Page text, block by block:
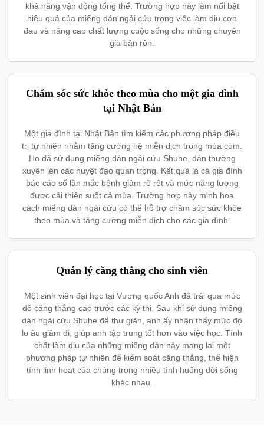
khả năng vận động tổng thể. Trường hợp này làm nổi bật
hiệu quả của miếng dán ngải cứu trong việc làm dịu cơn
đau và nâng cao chất lượng cuộc sống cho những chuyên
gia bận rộn.
Chăm sóc sức khỏe theo mùa cho một gia đình
tại Nhật Bản
Một gia đình tại Nhật Bản tìm kiếm các phương pháp điều
trị tự nhiên nhằm tăng cường hệ miễn dịch trong mùa cúm.
Họ đã sử dụng miếng dán ngải cứu Shuhe, dán thường
xuyên lên các huyệt đạo quan trọng. Kết quả là cả gia đình
báo cáo số lần mắc bệnh giảm rõ rệt và mức năng lượng
được cải thiện suốt cả mùa. Trường hợp này minh họa
cách miếng dán ngải cứu có thể hỗ trợ chăm sóc sức khỏe
theo mùa và tăng cường miễn dịch cho các gia đình.
Quản lý căng thẳng cho sinh viên
Một sinh viên đại học tại Vương quốc Anh đã trải qua mức
độ căng thẳng cao trước các kỳ thi. Sau khi sử dụng miếng
dán ngải cứu Shuhe để thư giãn, anh ấy nhận thấy mức độ
lo âu giảm đi, giúp anh tập trung tốt hơn vào việc học. Tính
chất làm dịu của những miếng dán này mang lại một
phương pháp tự nhiên để kiểm soát căng thẳng, thể hiện
tính linh hoạt của chúng trong nhiều tình huống đời sống
khác nhau.